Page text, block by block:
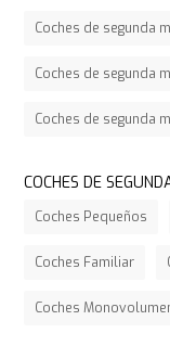
Coches de segunda
Coches de segunda
Coches de segunda
COCHES DE
Coches Pequeños
Coches Familiar
Coches